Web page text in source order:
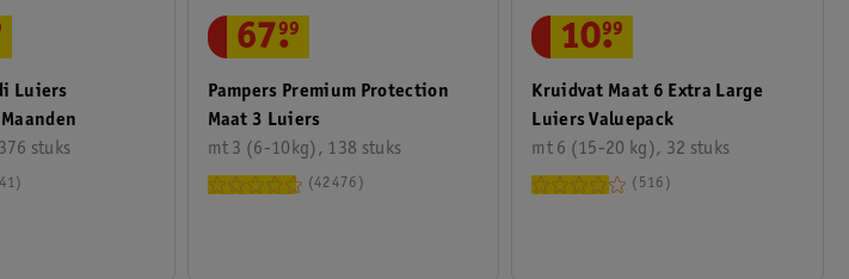
Luiers
stuks
Pampers Premium Protection
Maat 3 Luiers
mt 3 (6-10kg), 138 stuks
67.
99
42476
Kruidvat Maat 6 Extra Large
Luiers Valuepack
mt 6 (15-20 kg), 32 stuks
10.
99
516